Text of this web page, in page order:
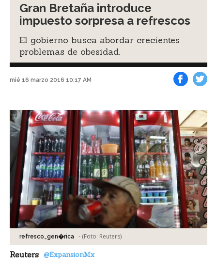
Gran Bretaña introduce
impuesto sorpresa a refrescos
El gobierno busca abordar crecientes
problemas de obesidad.
mié 16 marzo 2016 10:17 AM
refresco_gen�rica - (Foto: Reuters)
Reuters @ExpansionMx